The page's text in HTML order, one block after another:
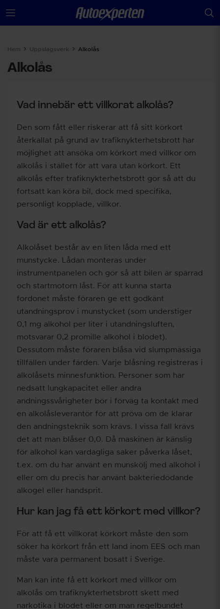
Hem Uppslagsverk Alkolås
Alkolås
Vad innebär ett villkorat alkolås?
Den som fått eller riskerar att få sitt körkort
återkallat på grund av trafiknykterhetsbrott har
möjlighet att ansöka om körkort med villkor om
alkolås i stället för att vara utan körkort. Ett
alkolås efter trafiknykterhetsbrott gör så att du
fortsatt kan köra bil, dock med specifika,
personligt kopplade, villkor.
Vad är ett alkolås?
Alkolåset består av en liten låda med ett
munstycke. Lådan monteras under
instrumentpanelen och gör så att bilen är spärrad
och startmotorn låst. För att kunna starta
fordonet måste föraren ge ett godkänt
utandningsprov i munstycket (som understiger
0,1 mg alkohol per liter i utandningsluften,
motsvarar 0,2 promille alkohol i blodet).
Dessutom måste föraren blåsa vid slumpmässiga
tillfällen under färden. Varje blåsning registreras i
alkolåsets minnesfunktion. Personer som har
nedsatt lungkapacitet eller andra
andningssvårigheter bör i förväg ta kontakt med
en alkolåsleverantör för att pröva om de klarar
den andningsteknik som krävs. I vissa fall krävs
det att man blåser 0,0. Då maskinen är känslig
för alkohol kan vardagliga saker påverka låset,
t.ex. om du har använt en munskölj med alkohol i
eller om du precis har använt bakteriedödande
alkogel eller handsprit.
Hur kan jag få ett körkort med villkor?
För att få ett villkorat körkort måste den som
söker ha körkort från ett land inom EES och man
måste vara permanent bosatt i Sverige.
Man kan inte få ett körkort med villkor om
alkolås om trafiknykterhetsbrott skett med
narkotika i blodet eller om man regelbundet